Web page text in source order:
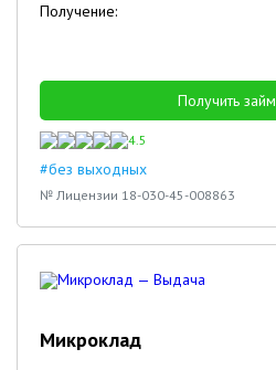
Получение:
Получить займ
4.5
#без выходных
№ Лицензии 18-030-45-008863
Микроклад